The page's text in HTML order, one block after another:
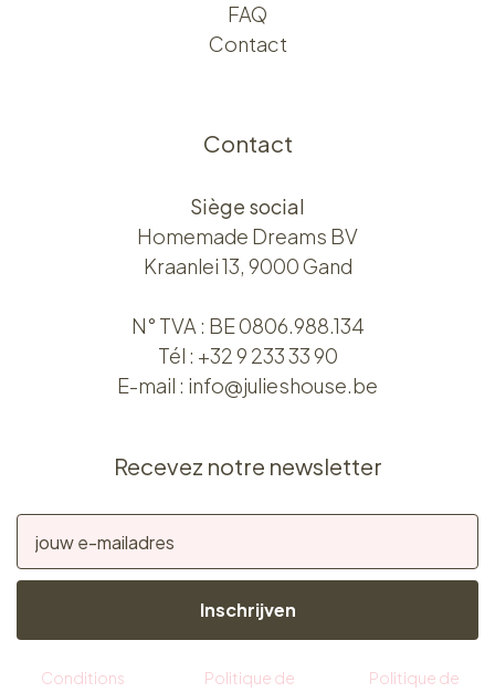
FAQ
Contact
Contact
Siège social
Homemade Dreams BV
Kraanlei 13, 9000 Gand
N° TVA : BE 0806.988.134
Tél : +32 9 233 33 90
E-mail : info@julieshouse.be
Recevez notre newsletter
Inschrijven
Conditions
Politique de
Politique de